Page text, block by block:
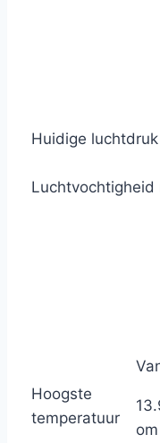
Huidige luchtdruk
Luchtvochtigheid
Hoogste
temperatuur